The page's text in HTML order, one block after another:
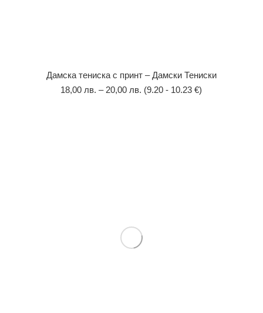
Дамска тениска с принт – Дамски Тениски
18,00 лв. – 20,00 лв. (9.20 - 10.23 €)